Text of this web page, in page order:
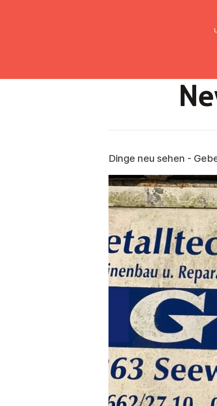
Dinge neu sehen -